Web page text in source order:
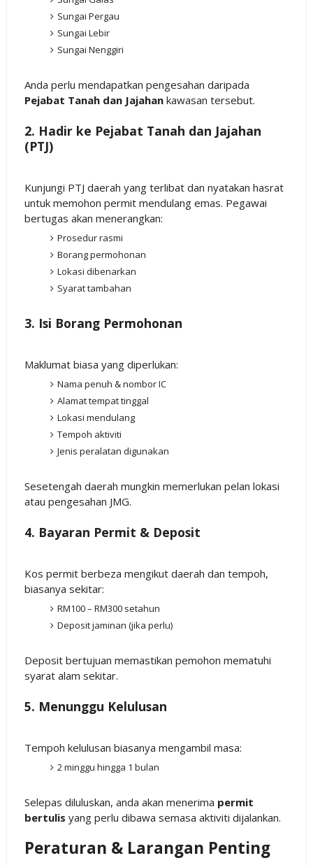
Sungai Pergau
Sungai Lebir
Sungai Nenggiri
Anda perlu mendapatkan pengesahan daripada
Pejabat Tanah dan Jajahankawasan tersebut.
2. Hadir ke Pejabat Tanah dan Jajahan
(PTJ)
Kunjungi PTJ daerah yang terlibat dan nyatakan hasrat
untuk memohon permit mendulang emas. Pegawai
bertugas akan menerangkan:
Prosedur rasmi
Borang permohonan
Lokasi dibenarkan
Syarat tambahan
3. Isi Borang Permohonan
Maklumat biasa yang diperlukan:
Nama penuh & nombor IC
Alamat tempat tinggal
Lokasi mendulang
Tempoh aktiviti
Jenis peralatan digunakan
Sesetengah daerah mungkin memerlukan pelan lokasi
atau pengesahan JMG.
4. Bayaran Permit & Deposit
Kos permit berbeza mengikut daerah dan tempoh,
biasanya sekitar:
RM100 – RM300 setahun
Deposit jaminan (jika perlu)
Deposit bertujuan memastikan pemohon mematuhi
syarat alam sekitar.
5. Menunggu Kelulusan
Tempoh kelulusan biasanya mengambil masa:
2 minggu hingga 1 bulan
Selepas diluluskan, anda akan menerima permit
bertulis yang perlu dibawa semasa aktiviti dijalankan.
Peraturan & Larangan Penting